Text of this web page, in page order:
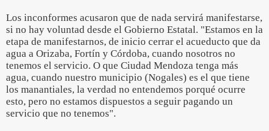
Los inconformes acusaron que de nada servirá manifestarse,
si no hay voluntad desde el Gobierno Estatal. "Estamos en la
etapa de manifestarnos, de inicio cerrar el acueducto que da
agua a Orizaba, Fortín y Córdoba, cuando nosotros no
tenemos el servicio. O que Ciudad Mendoza tenga más
agua, cuando nuestro municipio (Nogales) es el que tiene
los manantiales, la verdad no entendemos porqué ocurre
esto, pero no estamos dispuestos a seguir pagando un
servicio que no tenemos".